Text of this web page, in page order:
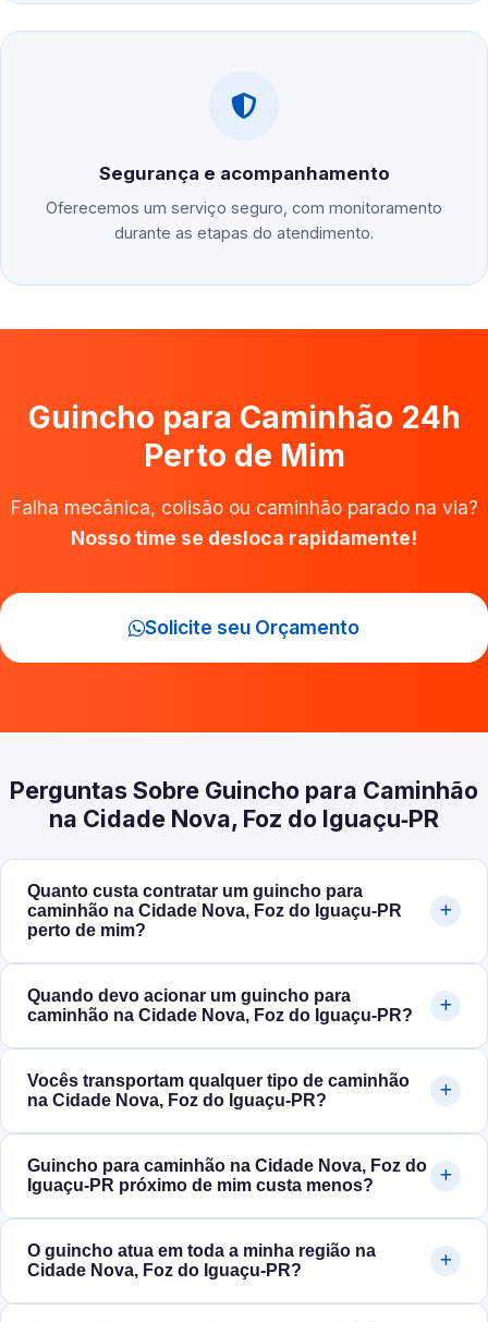
Segurança e acompanhamento
Oferecemos um serviço seguro, com monitoramento
durante as etapas do atendimento.
Guincho para Caminhão 24h
Perto de Mim
Falha mecânica, colisão ou caminhão parado na via?
Nosso time se desloca rapidamente!
Solicite seu Orçamento
Perguntas Sobre Guincho para Caminhão
na Cidade Nova, Foz do Iguaçu‑PR
Quanto custa contratar um guincho para
caminhão na Cidade Nova, Foz do Iguaçu‑PR
perto de mim?
Quando devo acionar um guincho para
caminhão na Cidade Nova, Foz do Iguaçu‑PR?
Vocês transportam qualquer tipo de caminhão
na Cidade Nova, Foz do Iguaçu‑PR?
Guincho para caminhão na Cidade Nova, Foz do
Iguaçu‑PR próximo de mim custa menos?
O guincho atua em toda a minha região na
Cidade Nova, Foz do Iguaçu‑PR?